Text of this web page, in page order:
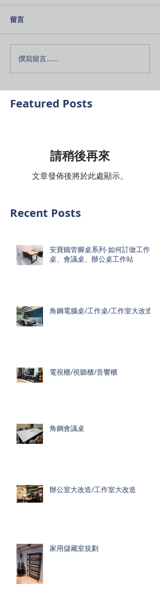
留言
撰寫留言......
Featured Posts
請稍後再來
文章發佈後將於此處顯示。
Recent Posts
安寶鐵管腳桌系列-如何訂做工作
桌、會議桌、辦公桌工作站
角鋼電腦桌/工作桌/工作室大改造
電視櫃/視聽櫃/音響櫃
角鋼會議桌
辦公室大改造/工作室大改造
家用儲藏室規劃